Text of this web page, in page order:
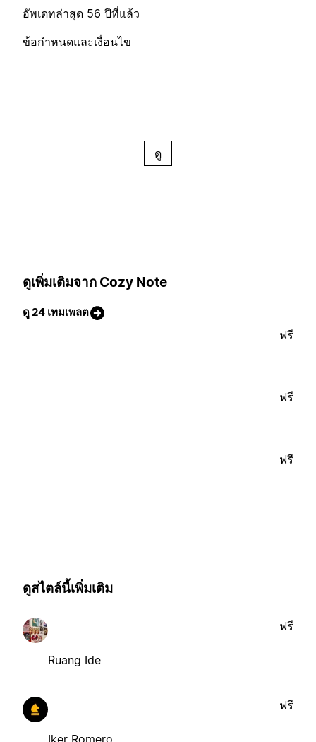
อัพเดทล่าสุด 56 ปีที่แล้ว
ข้อกำหนดและเงื่อนไข
ดู
ดูเพิ่มเติมจาก Cozy Note
ดู 24 เทมเพลต
ฟรี
ฟรี
ฟรี
ดูสไตล์นี้เพิ่มเติม
Ruang Ide
ฟรี
Iker Romero
ฟรี